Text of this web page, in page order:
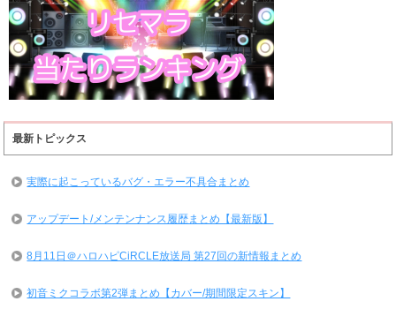
最新トピックス
実際に起こっているバグ・エラー不具合まとめ
アップデート/メンテンナンス履歴まとめ【最新版】
8月11日＠ハロハピCiRCLE放送局 第27回の新情報まとめ
初音ミクコラボ第2弾まとめ【カバー/期間限定スキン】